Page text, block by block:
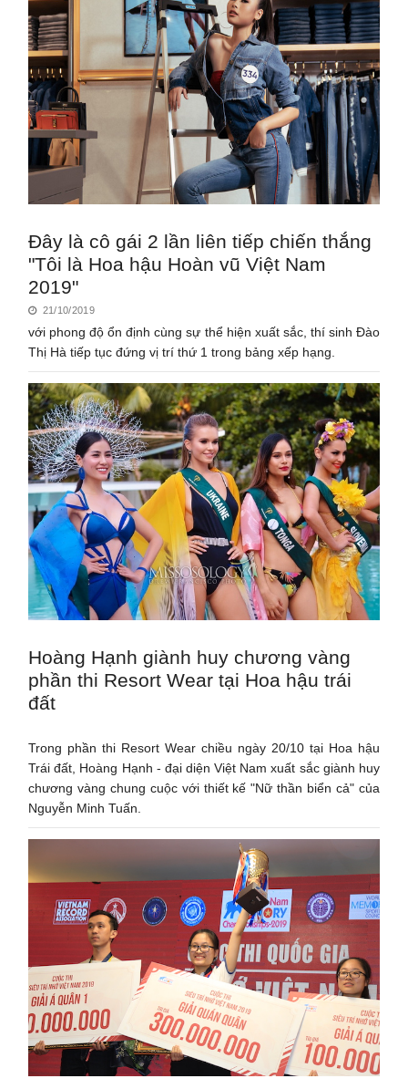
Đây là cô gái 2 lần liên tiếp chiến thắng
"Tôi là Hoa hậu Hoàn vũ Việt Nam
2019"
21/10/2019
với phong độ ổn định cùng sự thể hiện xuất sắc, thí sinh Đào
Thị Hà tiếp tục đứng vị trí thứ 1 trong bảng xếp hạng.
Hoàng Hạnh giành huy chương vàng
phần thi Resort Wear tại Hoa hậu trái
đất
Trong phần thi Resort Wear chiều ngày 20/10 tại Hoa hậu
Trái đất, Hoàng Hạnh - đại diện Việt Nam xuất sắc giành huy
chương vàng chung cuộc với thiết kế "Nữ thần biển cả" của
Nguyễn Minh Tuấn.